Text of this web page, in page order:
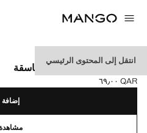
انتقل إلى المحتوى الرئيسي
السعر الحالي [QAR ٦٩٫٠٠ ]
QAR ٦٩٫٠٠
حدد اللون
إضافة